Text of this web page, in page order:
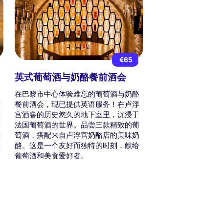
€65
英式葡萄酒与奶酪餐前酒会
在巴黎市中心体验难忘的葡萄酒与奶酪
餐前酒会，现已提供英语服务！在卢浮
宫酒窖的历史悠久的地下室里，沉浸于
法国葡萄酒的世界。品尝三款精致的葡
萄酒，搭配来自卢浮宫奶酪店的美味奶
酪。这是一个友好而独特的时刻，献给
葡萄酒和美食爱好者。